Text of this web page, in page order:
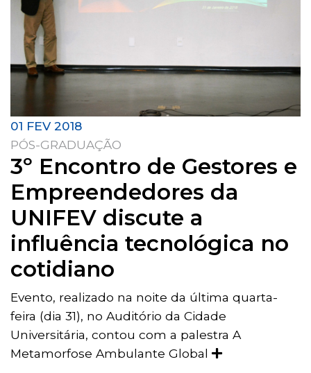
01 FEV 2018
PÓS-GRADUAÇÃO
3º Encontro de Gestores e
Empreendedores da
UNIFEV discute a
influência tecnológica no
cotidiano
Evento, realizado na noite da última quarta-
feira (dia 31), no Auditório da Cidade
Universitária, contou com a palestra A
Metamorfose Ambulante Global